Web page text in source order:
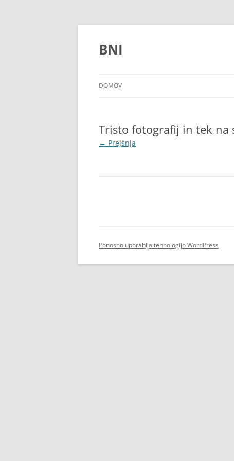
Preskoči
BNI
DOMOV
Tristo fotografij in tek na
← Prejšnja
Ponosno uporablja tehnologijo WordPress